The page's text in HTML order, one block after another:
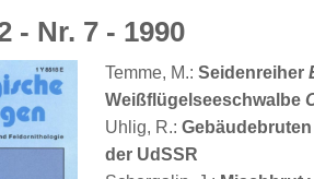
- Nr. 7 - 1990
Temme, M.: Seidenreiher
Weißflügelseeschwalbe
Uhlig, R.:
der UdSSR